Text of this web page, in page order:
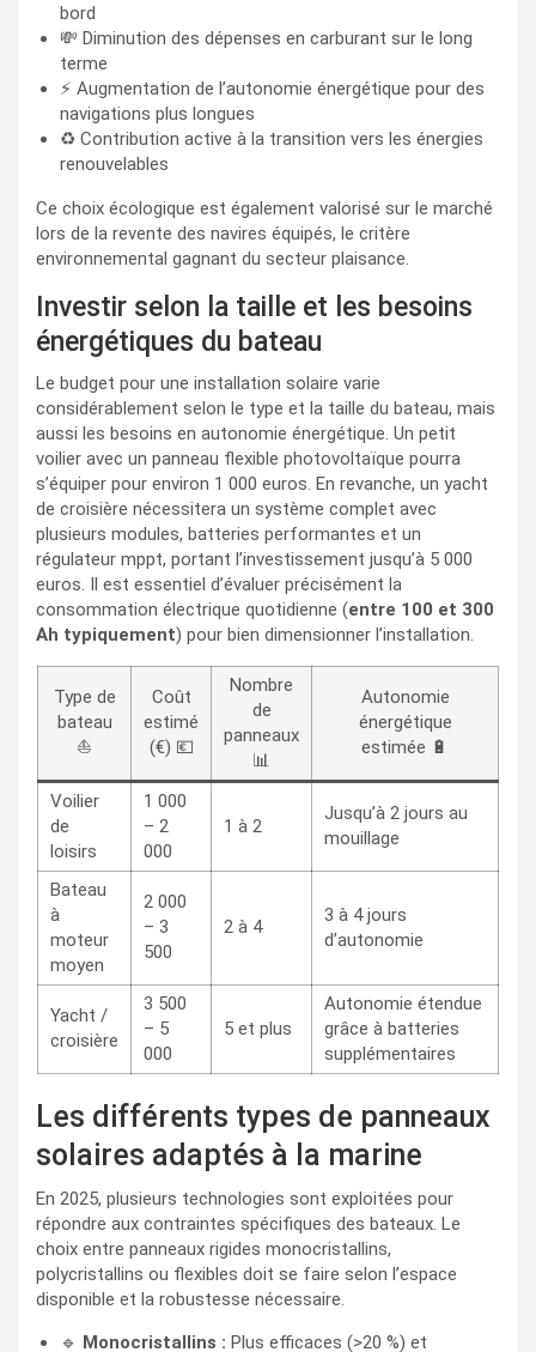
bord
💸 Diminution des dépenses en carburant sur le long
terme
⚡ Augmentation de l’autonomie énergétique pour des
navigations plus longues
♻️ Contribution active à la transition vers les énergies
renouvelables
Ce choix écologique est également valorisé sur le marché
lors de la revente des navires équipés, le critère
environnemental gagnant du secteur plaisance.
Investir selon la taille et les besoins
énergétiques du bateau
Le budget pour une installation solaire varie
considérablement selon le type et la taille du bateau, mais
aussi les besoins en autonomie énergétique. Un petit
voilier avec un panneau flexible photovoltaïque pourra
s’équiper pour environ 1 000 euros. En revanche, un yacht
de croisière nécessitera un système complet avec
plusieurs modules, batteries performantes et un
régulateur mppt, portant l’investissement jusqu’à 5 000
euros. Il est essentiel d’évaluer précisément la
consommation électrique quotidienne (entre 100 et 300
Ah typiquement) pour bien dimensionner l’installation.
Type de
bateau
⛵
Coût
estimé
(€) 💶
Nombre
de
panneaux
📊
Autonomie
énergétique
estimée 🔋
Voilier
de
loisirs
1 000
– 2
000
1 à 2
Jusqu’à 2 jours au
mouillage
Bateau
à
moteur
moyen
2 000
– 3
500
2 à 4
3 à 4 jours
d’autonomie
Yacht /
croisière
3 500
– 5
000
5 et plus
Autonomie étendue
grâce à batteries
supplémentaires
Les différents types de panneaux
solaires adaptés à la marine
En 2025, plusieurs technologies sont exploitées pour
répondre aux contraintes spécifiques des bateaux. Le
choix entre panneaux rigides monocristallins,
polycristallins ou flexibles doit se faire selon l’espace
disponible et la robustesse nécessaire.
🔹 Monocristallins : Plus efficaces (>20 %) et